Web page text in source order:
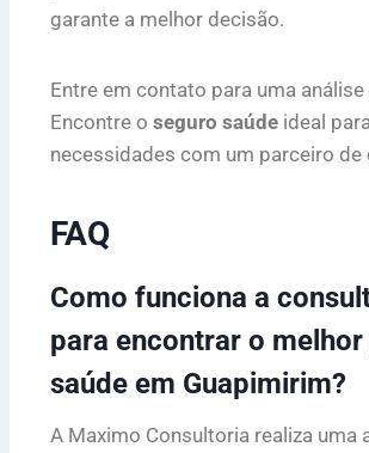
garante a melhor decisão.
Entre em contato para uma
Encontre o seguro saúde ideal
necessidades com um parceiro de
FAQ
Como funciona a
para encontrar o
saúde em Guapimirim?
A Maximo Consultoria realiza uma